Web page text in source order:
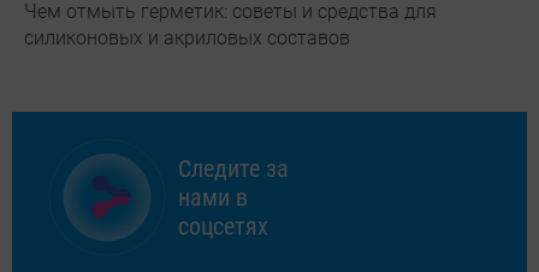
Чем отмыть герметик: советы и средства для
силиконовых и акриловых составов
Следите за
нами в
соцсетях